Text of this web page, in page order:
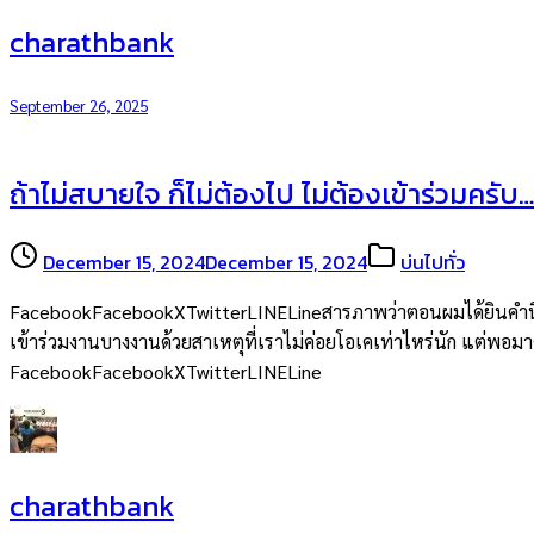
charathbank
September 26, 2025
ถ้าไม่สบายใจ ก็ไม่ต้องไป ไม่ต้องเข้าร่วมครับ…
December 15, 2024December 15, 2024 บ่นไปทั่ว
FacebookFacebookXTwitterLINELineสารภาพว่าตอนผมได้ยินค
เข้าร่วมงานบางงานด้วยสาเหตุที่เราไม่ค่อยโอเคเท่าไหร่นัก แต่พอ
FacebookFacebookXTwitterLINELine
charathbank